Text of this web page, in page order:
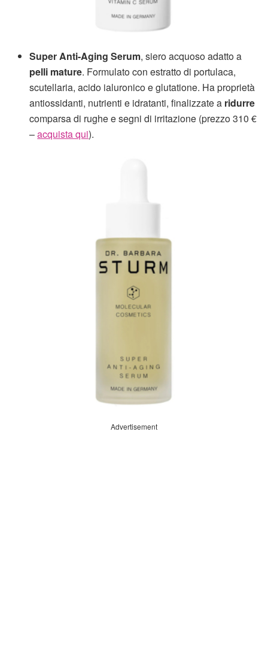
Super Anti-Aging Serum, siero acquoso adatto a
pelli mature. Formulato con estratto di portulaca,
scutellaria, acido ialuronico e glutatione. Ha proprietà
antiossidanti, nutrienti e idratanti, finalizzate a ridurre
comparsa di rughe e segni di irritazione (prezzo 310 €
–acquista qui).
Advertisement